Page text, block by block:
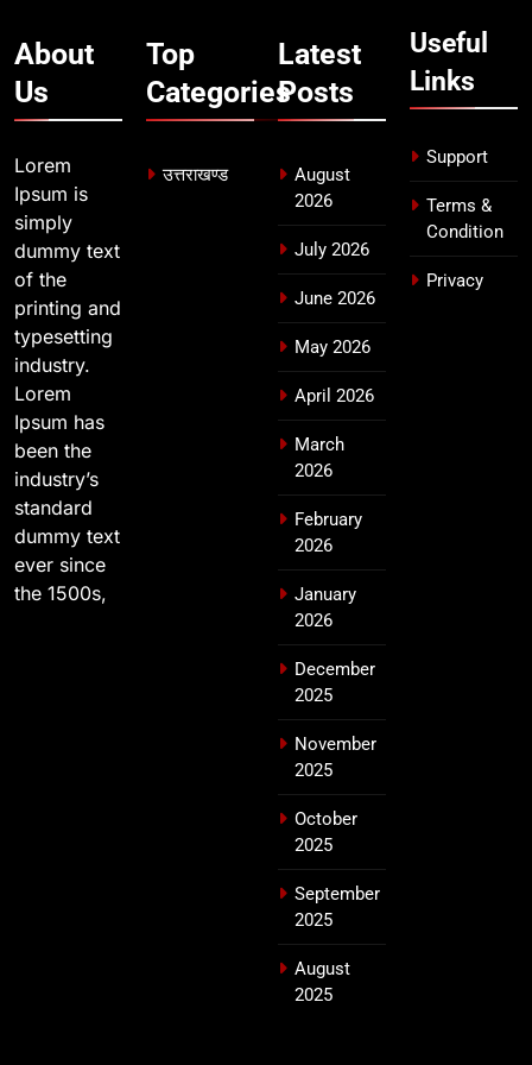
मुख्यमंत्री ने तीलू रौतेली एवं आंगनबाड़ी
कार्यकत्री पुरस्कार से मातृशक्ति को किया
सम्मानित
उत्तराखण्ड
8
खेल महाकुंभ 2026ः 01 सितंबर से सजेगा
मुख्यमंत्री चौम्पियनशिप ट्रॉफी का मंच,
न्याय पंचायत से राज्य स्तर तक होगा
प्रतिभा का प्रदर्शन
About
Us
Lorem
Ipsum is
simply
dummy text
of the
printing and
typesetting
industry.
Lorem
Ipsum has
been the
industry’s
standard
dummy text
ever since
the 1500s,
Top
Categories
उत्तराखण्ड
Latest
Posts
August
2026
July 2026
June 2026
May 2026
April 2026
March
2026
February
2026
January
2026
December
2025
November
2025
October
2025
September
2025
August
2025
Useful
Links
Support
Terms &
Condition
Privacy